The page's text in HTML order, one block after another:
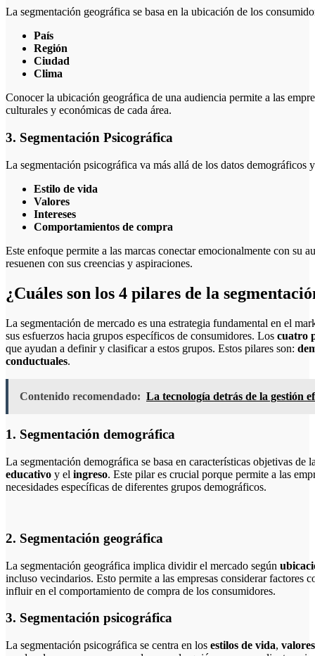
La segmentación geográfica se basa en la ubicación de los
País
Región
Ciudad
Clima
Conocer la ubicación geográfica de una audiencia permite a las
culturales y económicas de cada área.
3. Segmentación Psicográfica
La segmentación psicográfica va más allá de los datos demográficos
Estilo de vida
Valores
Intereses
Comportamientos de compra
Este enfoque permite a las marcas conectar emocionalmente con su
resuenen con sus creencias y aspiraciones.
¿Cuáles son los 4 pilares de la
La segmentación de mercado es una estrategia fundamental en el
sus esfuerzos hacia grupos específicos de consumidores. Los cuatro
que ayudan a definir y clasificar a estos grupos. Estos pilares son:
conductuales.
Contenido recomendado: La tecnología detrás de la gestión
1. Segmentación demográfica
La segmentación demográfica se basa en características objetivas de
educativo y el ingreso. Este pilar es crucial porque permite a las
necesidades específicas de diferentes grupos demográficos.
2. Segmentación geográfica
La segmentación geográfica implica dividir el mercado según
incluso vecindarios. Esto permite a las empresas considerar factores
influir en el comportamiento de compra de los consumidores.
3. Segmentación psicográfica
La segmentación psicográfica se centra en los estilos de vida, valores